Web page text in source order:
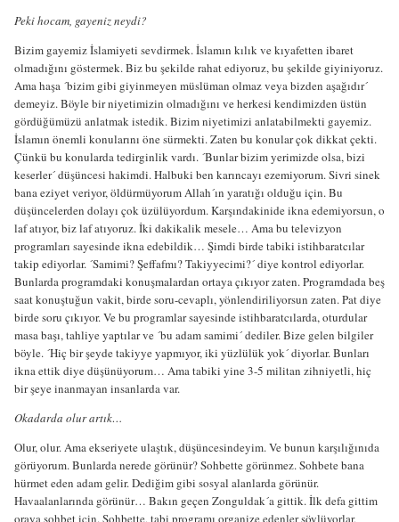
Peki hocam, gayeniz neydi?
Bizim gayemiz İslamiyeti sevdirmek. İslamın kılık ve kıyafetten ibaret
olmadığını göstermek. Biz bu şekilde rahat ediyoruz, bu şekilde giyiniyoruz.
Ama haşa ´bizim gibi giyinmeyen müslüman olmaz veya bizden aşağıdır´
demeyiz. Böyle bir niyetimizin olmadığını ve herkesi kendimizden üstün
gördüğümüzü anlatmak istedik. Bizim niyetimizi anlatabilmekti gayemiz.
İslamın önemli konularını öne sürmekti. Zaten bu konular çok dikkat çekti.
Çünkü bu konularda tedirginlik vardı. ´Bunlar bizim yerimizde olsa, bizi
keserler´ düşüncesi hakimdi. Halbuki ben karıncayı ezemiyorum. Sivri sinek
bana eziyet veriyor, öldürmüyorum Allah´ın yaratığı olduğu için. Bu
düşüncelerden dolayı çok üzülüyordum. Karşındakinide ikna edemiyorsun, o
laf atıyor, biz laf atıyoruz. İki dakikalik mesele… Ama bu televizyon
programları sayesinde ikna edebildik… Şimdi birde tabiki istihbaratcılar
takip ediyorlar. ´Samimi? Şeffafmı? Takiyyecimi?´ diye kontrol ediyorlar.
Bunlarda programdaki konuşmalardan ortaya çıkıyor zaten. Programdada beş
saat konuştuğun vakit, birde soru-cevaplı, yönlendiriliyorsun zaten. Pat diye
birde soru çıkıyor. Ve bu programlar sayesinde istihbaratcılarda, oturdular
masa başı, tahliye yaptılar ve ´bu adam samimi´ dediler. Bize gelen bilgiler
böyle. ´Hiç bir şeyde takiyye yapmıyor, iki yüzlülük yok´ diyorlar. Bunları
ikna ettik diye düşünüyorum… Ama tabiki yine 3-5 militan zihniyetli, hiç
bir şeye inanmayan insanlarda var.
Okadarda olur artık…
Olur, olur. Ama ekseriyete ulaştık, düşüncesindeyim. Ve bunun karşılığınıda
görüyorum. Bunlarda nerede görünür? Sohbette görünmez. Sohbete bana
hürmet eden adam gelir. Dediğim gibi sosyal alanlarda görünür.
Havaalanlarında görünür… Bakın geçen Zonguldak´a gittik. İlk defa gittim
oraya sohbet için. Sohbette, tabi programı organize edenler söylüyorlar,